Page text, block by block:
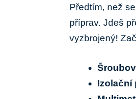
Předtím, než
příprav. Jdeš
vyzbrojený!
Izolační